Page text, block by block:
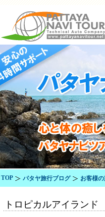
TOP パタヤ旅行ブログ お客様
トロピカルアイラン